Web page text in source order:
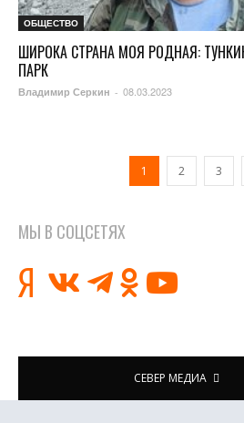
ОБЩЕСТВО
ШИРОКА СТРАНА МОЯ РОДНАЯ:
ПАРК
Владимир Серкин - 08.03.2023
1 2 3
МЫ В СОЦСЕТЯХ
СЕВЕР МЕДИА